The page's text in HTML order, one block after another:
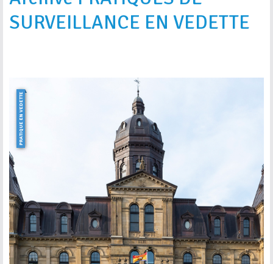
SURVEILLANCE EN VEDETTE
PRATIQUE EN VEDETTE